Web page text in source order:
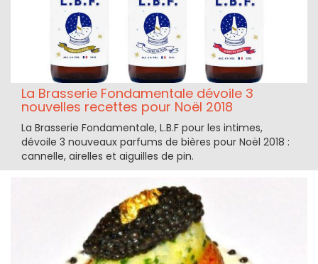
La Brasserie Fondamentale dévoile 3
nouvelles recettes pour Noël 2018
La Brasserie Fondamentale, L.B.F pour les intimes,
dévoile 3 nouveaux parfums de bières pour Noël 2018 :
cannelle, airelles et aiguilles de pin.